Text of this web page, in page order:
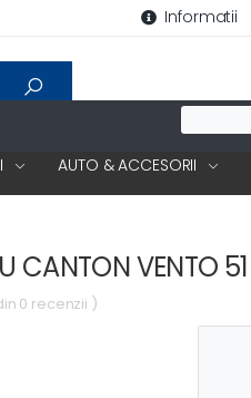
Informatii
AUTO & ACCESORII
CANTON VENTO 51
0 recenzii )